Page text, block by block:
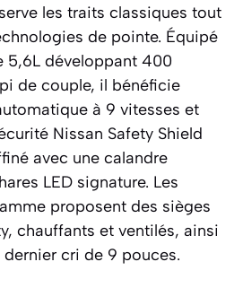
les traits classiques tout
de pointe. Équipé
5,6L développant 400
de couple, il bénéficie
à 9 vitesses et
Nissan Safety Shield
avec une calandre
LED signature. Les
proposent des sièges
chauffants et ventilés, ainsi
dernier cri de 9 pouces.